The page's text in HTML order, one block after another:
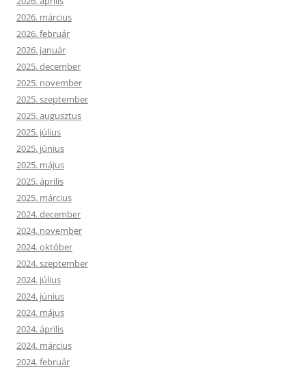
2026. március
2026. február
2026. január
2025. december
2025. november
2025. szeptember
2025. augusztus
2025. július
2025. június
2025. május
2025. április
2025. március
2024. december
2024. november
2024. október
2024. szeptember
2024. július
2024. június
2024. május
2024. április
2024. március
2024. február